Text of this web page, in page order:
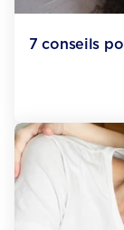
7 conseils